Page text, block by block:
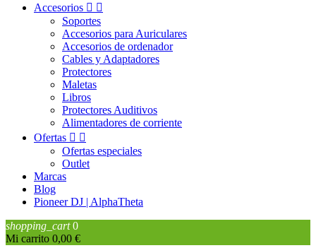
Accesorios  
Soportes
Accesorios para Auriculares
Accesorios de ordenador
Cables y Adaptadores
Protectores
Maletas
Libros
Protectores Auditivos
Alimentadores de corriente
Ofertas  
Ofertas especiales
Outlet
Marcas
Blog
Pioneer DJ | AlphaTheta
shopping_cart 0
Mi carrito 0,00 €